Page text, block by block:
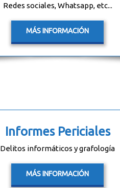
Redes sociales, Whatsapp, etc...
MÁS INFORMACIÓN
Informes Periciales
Delitos informáticos y grafología
MÁS INFORMACIÓN